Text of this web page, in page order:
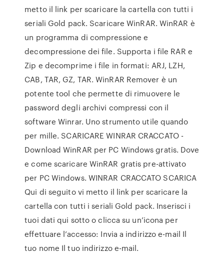
metto il link per scaricare la cartella con tutti i
seriali Gold pack. Scaricare WinRAR. WinRAR è
un programma di compressione e
decompressione dei file. Supporta i file RAR e
Zip e decomprime i file in formati: ARJ, LZH,
CAB, TAR, GZ, TAR. WinRAR Remover è un
potente tool che permette di rimuovere le
password degli archivi compressi con il
software Winrar. Uno strumento utile quando
per mille. SCARICARE WINRAR CRACCATO -
Download WinRAR per PC Windows gratis. Dove
e come scaricare WinRAR gratis pre-attivato
per PC Windows. WINRAR CRACCATO SCARICA
Qui di seguito vi metto il link per scaricare la
cartella con tutti i seriali Gold pack. Inserisci i
tuoi dati qui sotto o clicca su un’icona per
effettuare l’accesso: Invia a indirizzo e-mail Il
tuo nome Il tuo indirizzo e-mail.